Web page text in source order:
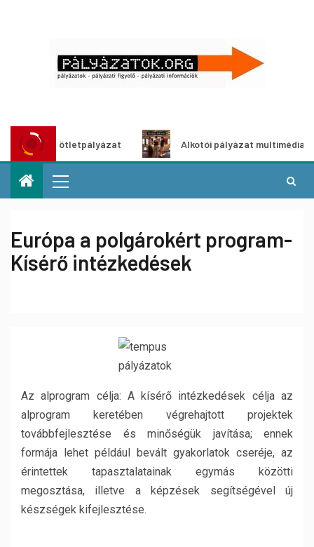
ötletpályázat Alkotói pályázat multimédia-
Európa a polgárokért program-
Kísérő intézkedések
Az alprogram célja: A kísérő intézkedések célja az
alprogram keretében végrehajtott projektek
továbbfejlesztése és minőségük javítása; ennek
formája lehet például bevált gyakorlatok cseréje, az
érintettek tapasztalatainak egymás közötti
megosztása, illetve a képzések segítségével új
készségek kifejlesztése.